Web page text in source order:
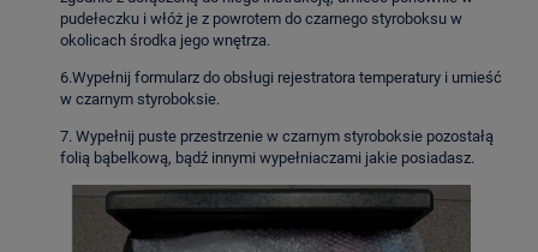
pudełeczku i włóż je z powrotem do czarnego styroboksu w
okolicach środka jego wnętrza.
6.Wypełnij formularz do obsługi rejestratora temperatury i umieść
w czarnym styroboksie.
7. Wypełnij puste przestrzenie w czarnym styroboksie pozostałą
folią bąbelkową, bądź innymi wypełniaczami jakie posiadasz.